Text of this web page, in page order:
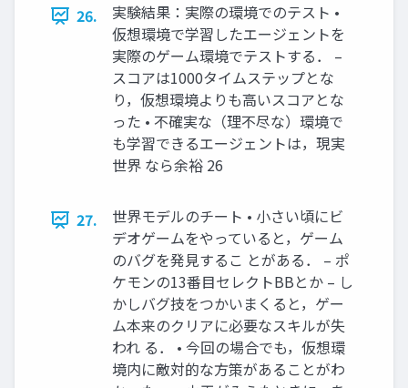
26.
実験結果：実際の環境でのテスト •
仮想環境で学習したエージェントを
実際のゲーム環境でテストする． –
スコアは1000タイムステップとな
り，仮想環境よりも高いスコアとな
った • 不確実な（理不尽な）環境で
も学習できるエージェントは，現実
世界 なら余裕 26
27.
世界モデルのチート • 小さい頃にビ
デオゲームをやっていると，ゲーム
のバグを発見するこ とがある． – ポ
ケモンの13番目セレクトBBとか – し
かしバグ技をつかいまくると，ゲー
ム本来のクリアに必要なスキルが失
われ る． • 今回の場合でも，仮想環
境内に敵対的な方策があることがわ